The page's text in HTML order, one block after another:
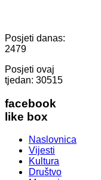
Posjeti danas:
2479
Posjeti ovaj
tjedan: 30515
facebook
like box
Naslovnica
Vijesti
Kultura
Društvo